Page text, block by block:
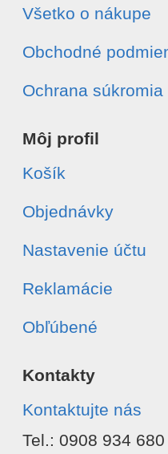
Všetko o nákupe
Obchodné
Ochrana súkromia
Môj profil
Košík
Objednávky
Nastavenie účtu
Reklamácie
Obľúbené
Kontakty
Kontaktujte nás
Tel.: 0908 934 680